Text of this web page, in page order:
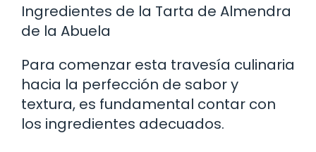
Ingredientes de la Tarta de Almendra
de la Abuela
Para comenzar esta travesía culinaria
hacia la perfección de sabor y
textura, es fundamental contar con
los ingredientes adecuados.